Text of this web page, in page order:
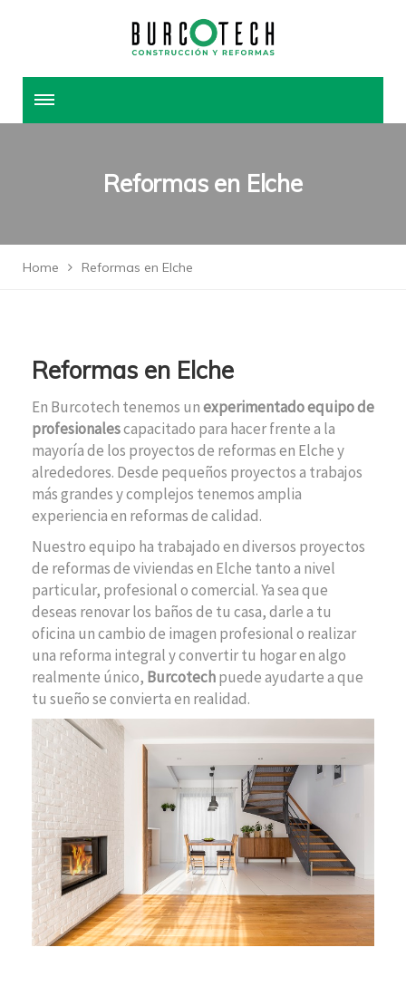
Reformas en Elche
Home Reformas en Elche
Reformas en Elche
En Burcotech tenemos unexperimentado equipo de
profesionalescapacitado para hacer frente a la
mayoría de los proyectos de reformas en Elche y
alrededores. Desde pequeños proyectos a trabajos
más grandes y complejos tenemos amplia
experiencia en reformas de calidad.
Nuestro equipo ha trabajado en diversos proyectos
de reformas de viviendas en Elche tanto a nivel
particular, profesional o comercial. Ya sea que
deseas renovar los baños de tu casa, darle a tu
oficina un cambio de imagen profesional o realizar
una reforma integral y convertir tu hogar en algo
realmente único, Burcotechpuede ayudarte a que
tu sueño se convierta en realidad.